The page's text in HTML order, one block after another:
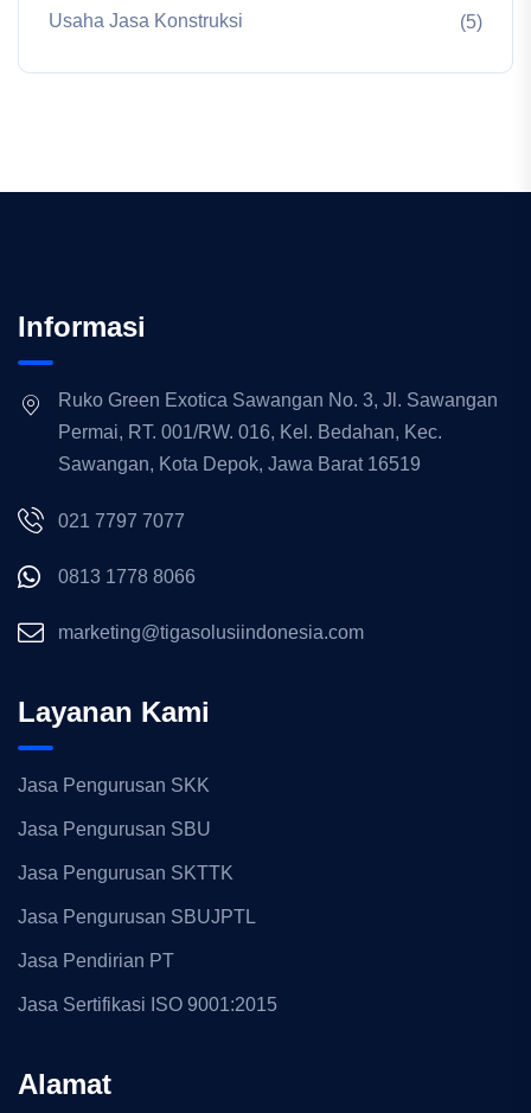
Usaha Jasa Konstruksi (5)
Informasi
Ruko Green Exotica Sawangan No. 3, Jl. Sawangan
Permai, RT. 001/RW. 016, Kel. Bedahan, Kec.
Sawangan, Kota Depok, Jawa Barat 16519
021 7797 7077
0813 1778 8066
marketing@tigasolusiindonesia.com
Layanan Kami
Jasa Pengurusan SKK
Jasa Pengurusan SBU
Jasa Pengurusan SKTTK
Jasa Pengurusan SBUJPTL
Jasa Pendirian PT
Jasa Sertifikasi ISO 9001:2015
Alamat